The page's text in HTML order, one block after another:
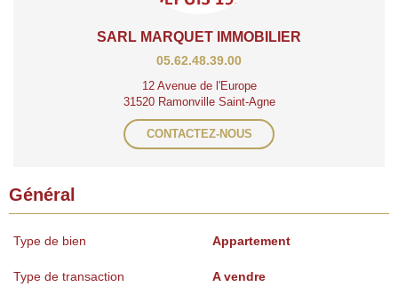
SARL MARQUET IMMOBILIER
05.62.48.39.00
12 Avenue de l'Europe
31520 Ramonville Saint-Agne
CONTACTEZ-NOUS
Général
Type de bien Appartement
Type de transaction A vendre